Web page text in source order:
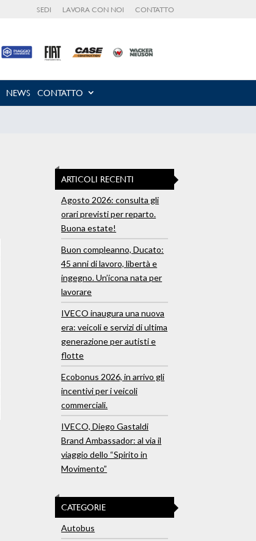
SEDI LAVORA CON NOI CONTATTO
NEWS CONTATTO
ARTICOLI RECENTI
Agosto 2026: consulta gli
orari previsti per reparto.
Buona estate!
Buon compleanno, Ducato:
45 anni di lavoro, libertà e
ingegno. Un’icona nata per
lavorare
IVECO inaugura una nuova
era: veicoli e servizi di ultima
generazione per autisti e
flotte
Ecobonus 2026, in arrivo gli
incentivi per i veicoli
commerciali.
IVECO, Diego Gastaldi
Brand Ambassador: al via il
viaggio dello “Spirito in
Movimento”
CATEGORIE
Autobus